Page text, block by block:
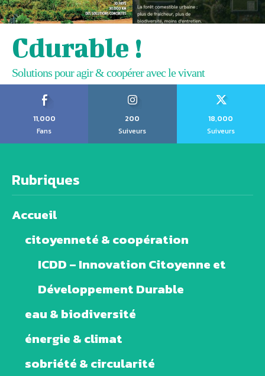
Cdurable !
Solutions pour agir & coopérer avec le vivant
11,000
Fans
200
Suiveurs
18,000
Suiveurs
Rubriques
Accueil
citoyenneté & coopération
ICDD – Innovation Citoyenne et
Développement Durable
eau & biodiversité
énergie & climat
sobriété & circularité